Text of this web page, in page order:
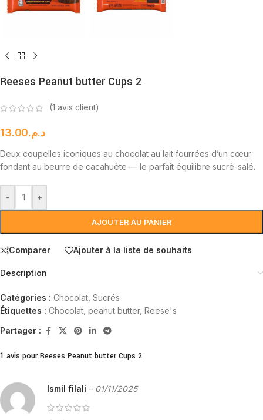
Reeses Peanut butter Cups 2
(1 avis client)
د.م.13.00
Deux coupelles iconiques au chocolat au lait fourrées d’un cœur
fondant au beurre de cacahuète — le parfait équilibre sucré-salé.
- +
AJOUTER AU PANIER
Comparer Ajouter à la liste de souhaits
Description
Catégories : Chocolat Sucrés
Étiquettes : Chocolat peanut butter, Reese's
Partager :
1 avis pour Reeses Peanut butter Cups 2
Ismil filali – 01/11/2025